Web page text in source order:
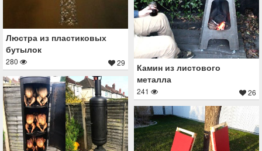
Люстра из пластиковых
бутылок
280 29
Камин из листового
металла
241 26